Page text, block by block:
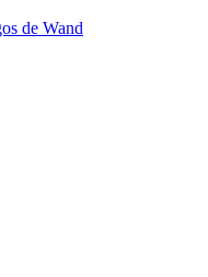
de Wand